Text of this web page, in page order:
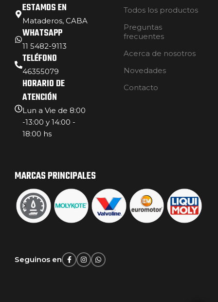
ESTAMOS EN
Mataderos, CABA
WHATSAPP
11 5482-9113
TELÉFONO
46355079
HORARIO DE
ATENCIÓN
Lun a Vie de 8:00
-13:00 y 14:00 -
18:00 hs
Todos los productos
Preguntas
frecuentes
Acerca de nosotros
Novedades
Contacto
MARCAS PRINCIPALES
Seguinos en